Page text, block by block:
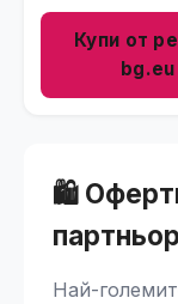
Купи от
🛍️
Най-